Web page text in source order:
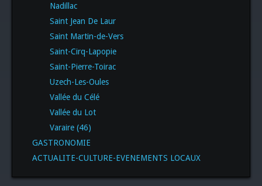
Nadillac
Saint Jean De Laur
Saint Martin-de-Vers
Saint-Cirq-Lapopie
Saint-Pierre-Toirac
Uzech-Les-Oules
Vallée du Célé
Vallée du Lot
Varaire (46)
GASTRONOMIE
ACTUALITE-CULTURE-EVENEMENTS LOCAUX